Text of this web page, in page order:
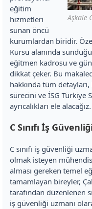
Aşkale
eğitim
hizmetleri
sunan öncü
kurumlardan biridir.
Kursu alanında
eğitmen kadrosu ve
dikkat çeker. Bu
hakkında tüm
sürecini ve İSG Türkiye
ayrıcalıkları ele alacağız.
C Sınıfı İş
C sınıfı iş güvenliği
olmak isteyen
alması gereken temel
tamamlayan bireyler,
tarafından düzenlenen
iş güvenliği uzmanı